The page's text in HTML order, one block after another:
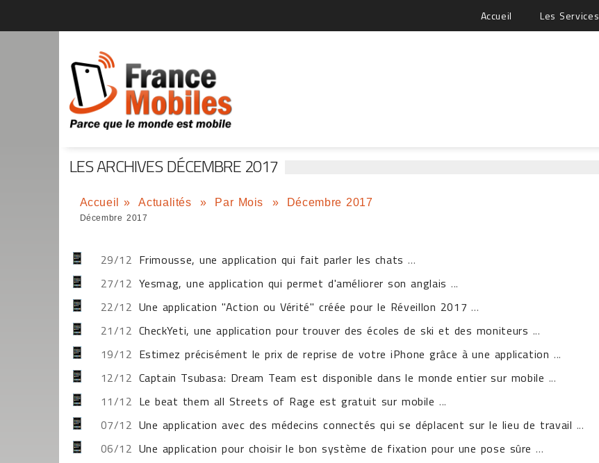
Accueil Les Services
LES ARCHIVES DÉCEMBRE 2017
Accueil » Actualités » Par Mois » Décembre 2017
Décembre 2017
29/12 Frimousse, une application qui fait parler les chats ...
27/12 Yesmag, une application qui permet d'améliorer son anglais ...
22/12 Une application "Action ou Vérité" créée pour le Réveillon 2017 ...
21/12 CheckYeti, une application pour trouver des écoles de ski et des moniteurs ...
19/12 Estimez précisément le prix de reprise de votre iPhone grâce à une application ...
12/12 Captain Tsubasa: Dream Team est disponible dans le monde entier sur mobile ...
11/12 Le beat them all Streets of Rage est gratuit sur mobile ...
07/12 Une application avec des médecins connectés qui se déplacent sur le lieu de travail ...
06/12 Une application pour choisir le bon système de fixation pour une pose sûre ...